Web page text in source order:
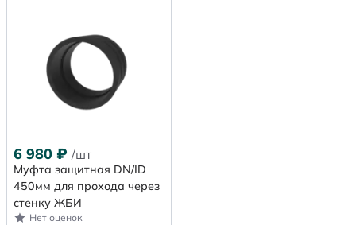
6 980 ₽ /шт
Муфта защитная DN/ID
450мм для прохода через
стенку ЖБИ
Нет оценок